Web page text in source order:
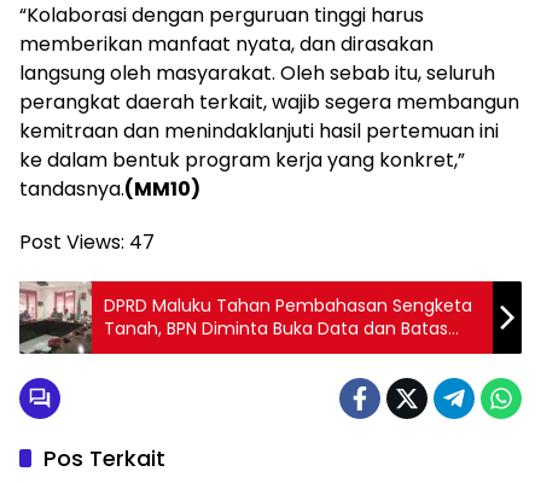
“Kolaborasi dengan perguruan tinggi harus
memberikan manfaat nyata, dan dirasakan
langsung oleh masyarakat. Oleh sebab itu, seluruh
perangkat daerah terkait, wajib segera membangun
kemitraan dan menindaklanjuti hasil pertemuan ini
ke dalam bentuk program kerja yang konkret,”
tandasnya.(MM10)
Post Views: 47
DPRD Maluku Tahan Pembahasan Sengketa
Tanah, BPN Diminta Buka Data dan Batas
Sertifikat
Pos Terkait